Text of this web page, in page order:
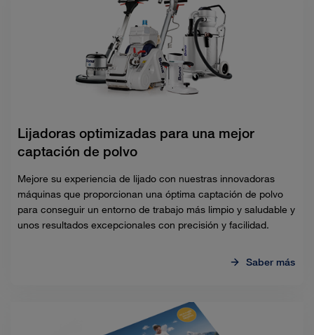
Lijadoras optimizadas para una mejor
captación de polvo
Mejore su experiencia de lijado con nuestras innovadoras
máquinas que proporcionan una óptima captación de polvo
para conseguir un entorno de trabajo más limpio y saludable y
unos resultados excepcionales con precisión y facilidad.
Saber más